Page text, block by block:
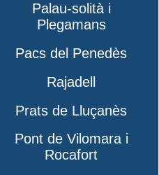
Palau-solità i
Plegamans
Pacs del Penedès
Rajadell
Prats de Lluçanès
Pont de Vilomara i
Rocafort